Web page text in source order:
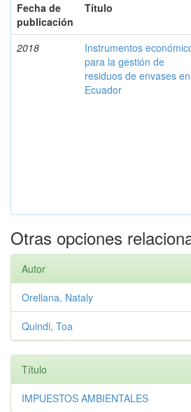
Fecha de
publicación
Título
2018
Instrumentos
para la gestión de
residuos de envases en
Ecuador
Otras opciones
Autor
Orellana, Nataly
Quindi, Toa
Título
IMPUESTOS AMBIENTALES